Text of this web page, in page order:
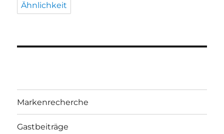
Ähnlichkeit
Markenrecherche
Gastbeiträge